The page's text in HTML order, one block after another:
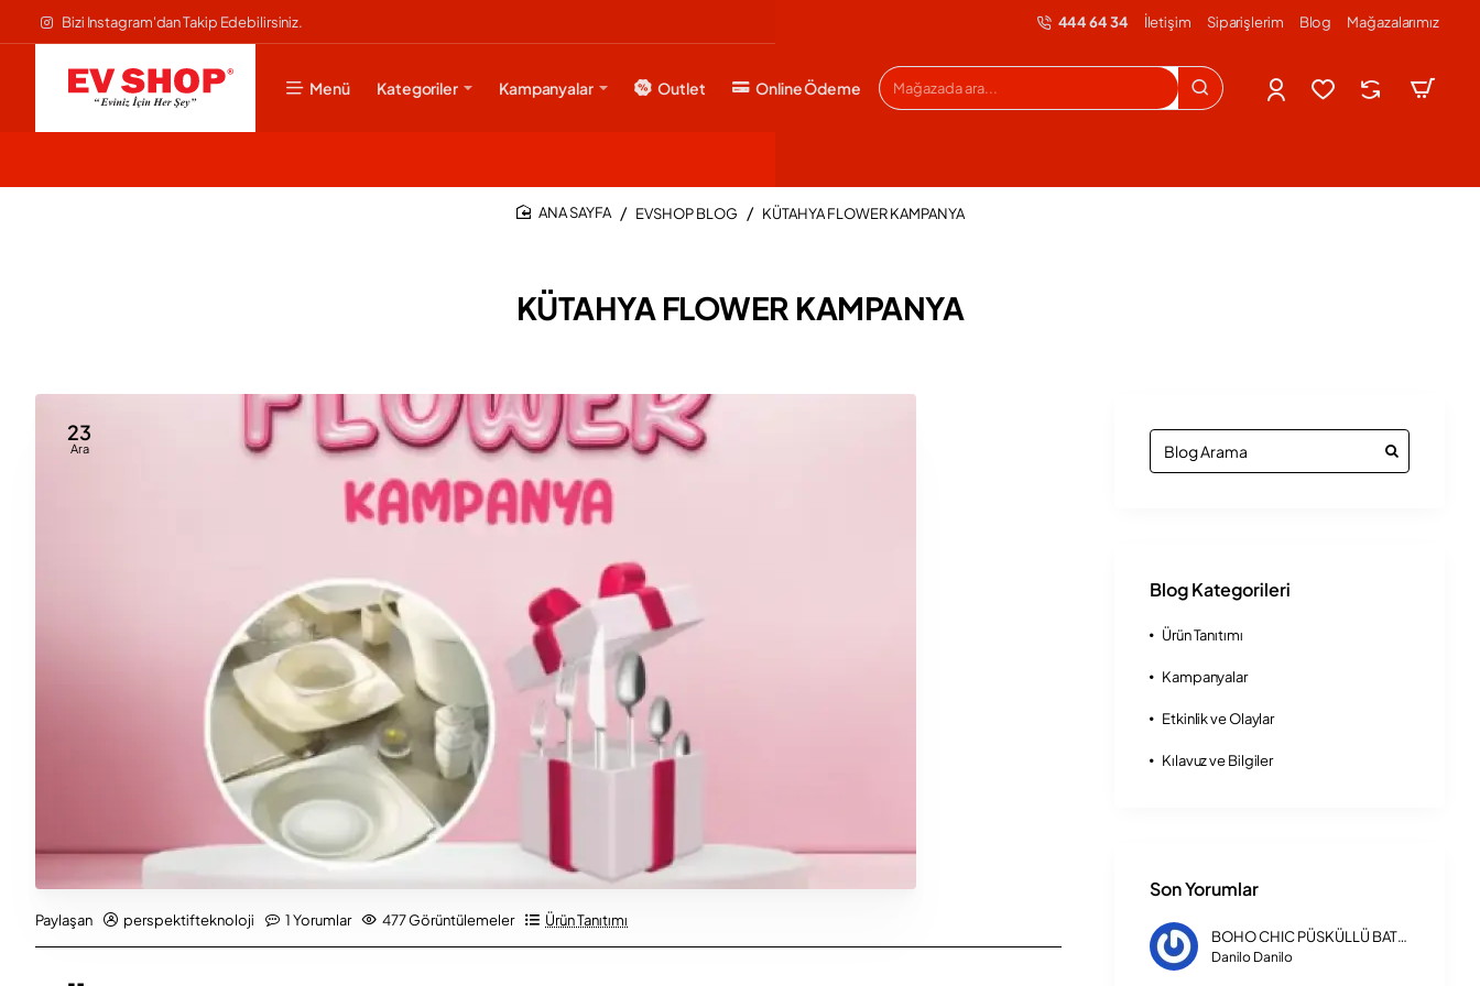
Bizi Instagram'dan Takip Edebilirsiniz. 444 64 34 İletişim Siparişlerim Blog Mağazalarımız
Menü Kategoriler Kampanyalar Outlet Online Ödeme
Mağazada
ara...
KÜTAHYA FLOWER KAMPANYA
EVSHOP BLOG KÜTAHYA FLOWER KAMPANYA
23
Ara
Paylaşan perspektifteknoloji 1 Yorumlar 477 Görüntülemeler Ürün Tanıtımı
Blog Kategorileri
Ürün Tanıtımı
Kampanyalar
Etkinlik ve Olaylar
Kılavuz ve Bilgiler
Son Yorumlar
BOHO CHIC PÜSKÜLLÜ BATTANİYELİ ÇİFT KİŞİLİK NEVRESİM TAKIMI
Danilo Danilo